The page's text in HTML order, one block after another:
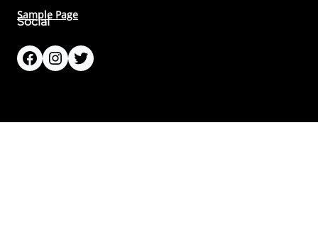
Sample Page
Social
Facebook Instagram Twitter